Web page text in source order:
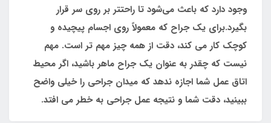
وجود دارد که باعث می‌شود تا راحتتر بر روی سر قرار
بگیرد.برای یک جراح که معمولاً روی اجسام پیچیده و
کوچک کار می کند، دقت از همه چیز مهم تر است. مهم
نیست که چقدر به عنوان یک جراح ماهر باشید، اگر محیط
اتاق عمل شما اجازه ندهد که میدان جراحی را خیلی واضح
ببینید، دقت شما و نتیجه عمل جراحی به خطر می افتد.